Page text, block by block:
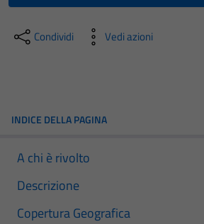
Condividi Vedi azioni
INDICE DELLA PAGINA
A chi è rivolto
Descrizione
Copertura Geografica